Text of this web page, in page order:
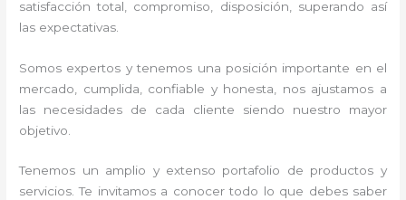
satisfacción total, compromiso, disposición, superando así
las expectativas.
Somos expertos y tenemos una posición importante en el
mercado, cumplida, confiable y honesta, nos ajustamos a
las necesidades de cada cliente siendo nuestro mayor
objetivo.
Tenemos un amplio y extenso portafolio de productos y
servicios. Te invitamos a conocer todo lo que debes saber